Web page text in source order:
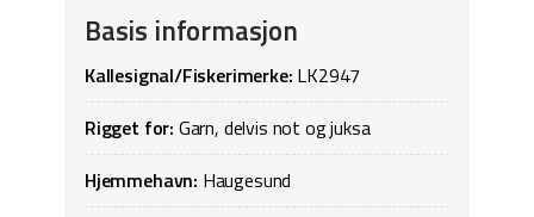
Basis informasjon
Kallesignal/Fiskerimerke: LK2947
Rigget for: Garn, delvis not og juksa
Hjemmehavn: Haugesund